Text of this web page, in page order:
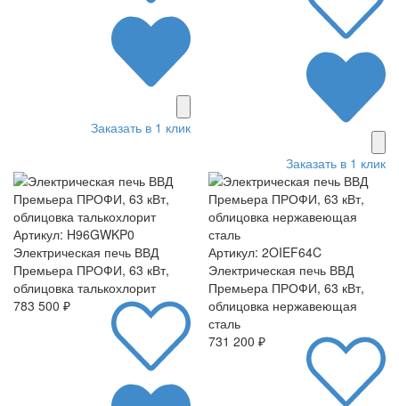
Заказать в 1 клик
Заказать в 1 клик
Артикул: H96GWKP0
Электрическая печь ВВД
Премьера ПРОФИ, 63 кВт,
облицовка талькохлорит
783 500 ₽
Артикул: 2OIEF64C
Электрическая печь ВВД
Премьера ПРОФИ, 63 кВт,
облицовка нержавеющая
сталь
731 200 ₽